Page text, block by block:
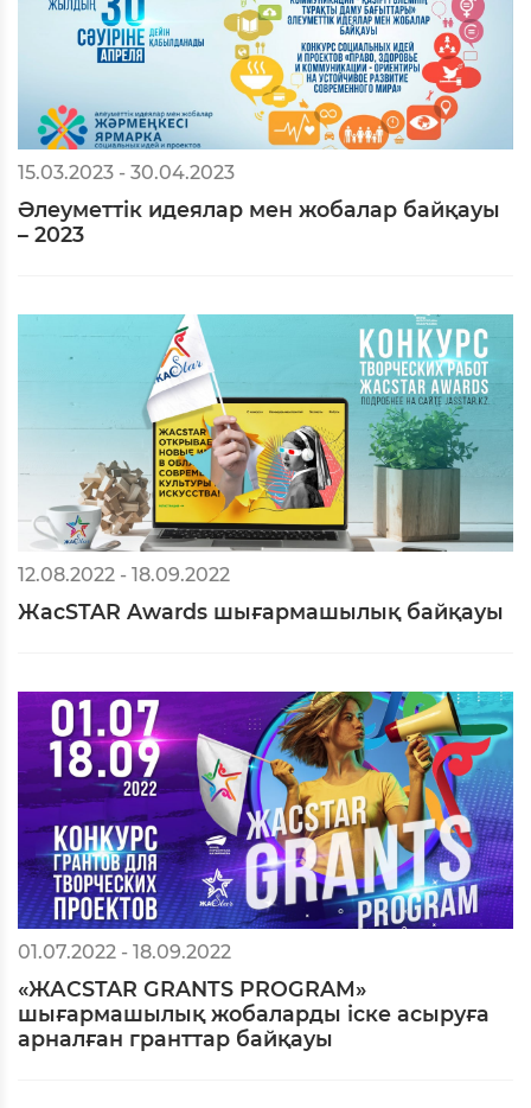
15.03.2023 - 30.04.2023
Әлеуметтік идеялар мен жобалар байқауы
– 2023
12.08.2022 - 18.09.2022
ЖасSTAR Awards шығармашылық байқауы
01.07.2022 - 18.09.2022
«ЖАСSTAR GRANTS PROGRAM»
шығармашылық жобаларды іске асыруға
арналған гранттар байқауы